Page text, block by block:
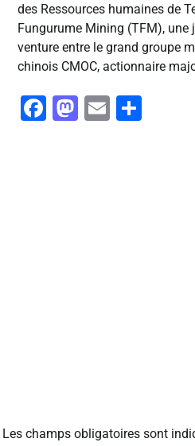
des Ressources humaines de
Fungurume Mining (TFM), une
venture entre le grand groupe
chinois CMOC, actionnaire
Facebook
Mastodon
Email
Les champs obligatoires sont